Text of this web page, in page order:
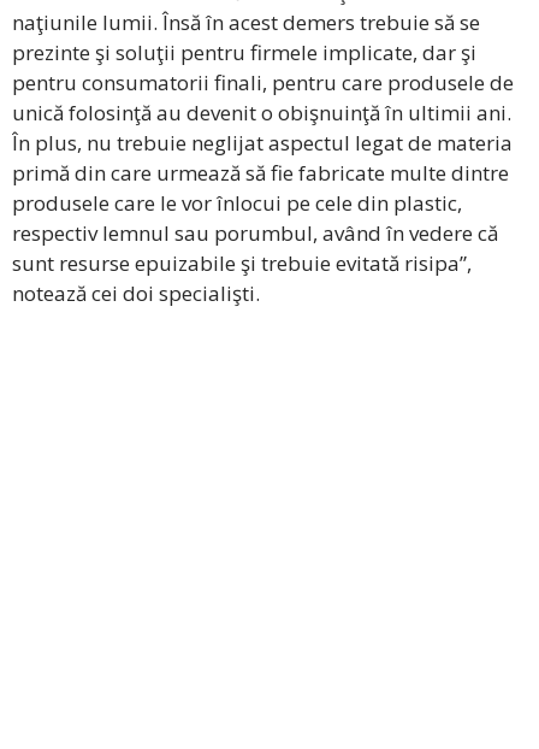
naţiunile lumii. Însă în acest demers trebuie să se
prezinte şi soluţii pentru firmele implicate, dar şi
pentru consumatorii finali, pentru care produsele de
unică folosinţă au devenit o obişnuinţă în ultimii ani.
În plus, nu trebuie neglijat aspectul legat de materia
primă din care urmează să fie fabricate multe dintre
produsele care le vor înlocui pe cele din plastic,
respectiv lemnul sau porumbul, având în vedere că
sunt resurse epuizabile şi trebuie evitată risipa”,
notează cei doi specialişti.